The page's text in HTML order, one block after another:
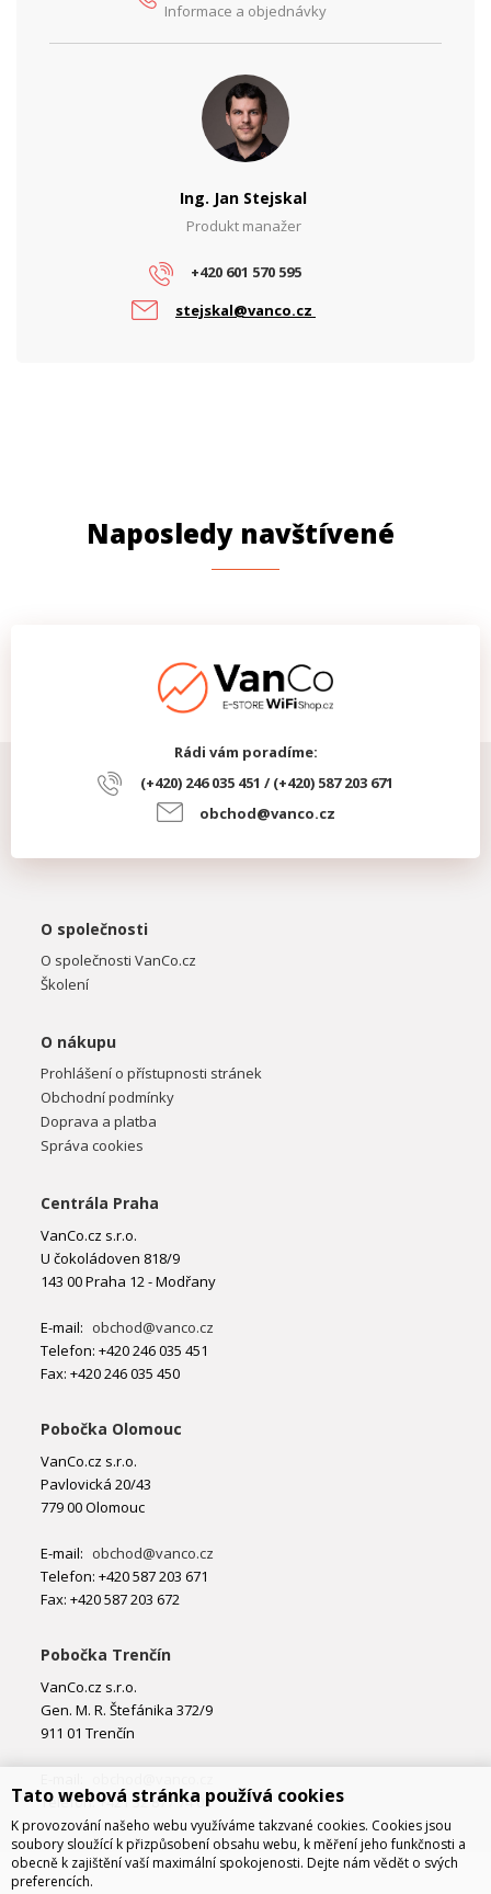
DC
0
Informace a objednávky
Ing. Jan Stejskal
Produkt manažer
+420 601 570 595
stejskal@vanco.cz
Naposledy navštívené
Rádi vám poradíme:
(+420) 246 035 451 / (+420) 587 203 671
obchod@vanco.cz
O společnosti
O společnosti VanCo.cz
Školení
O nákupu
Prohlášení o přístupnosti stránek
Obchodní podmínky
Doprava a platba
Správa cookies
Centrála Praha
VanCo.cz s.r.o.
U čokoládoven 818/9
143 00 Praha 12 - Modřany
E-mail: obchod@vanco.cz
Telefon: +420 246 035 451
Fax: +420 246 035 450
Pobočka Olomouc
VanCo.cz s.r.o.
Pavlovická 20/43
779 00 Olomouc
E-mail: obchod@vanco.cz
Telefon: +420 587 203 671
Fax: +420 587 203 672
Pobočka Trenčín
VanCo.cz s.r.o.
Gen. M. R. Štefánika 372/9
911 01 Trenčín
Telefon: +421 32 877 74 02
Tato webová stránka používá cookies
K provozování našeho webu využíváme takzvané cookies. Cookies jsou
soubory sloužící k přizpůsobení obsahu webu, k měření jeho funkčnosti a
obecně k zajištění vaší maximální spokojenosti. Dejte nám vědět o svých
preferencích.